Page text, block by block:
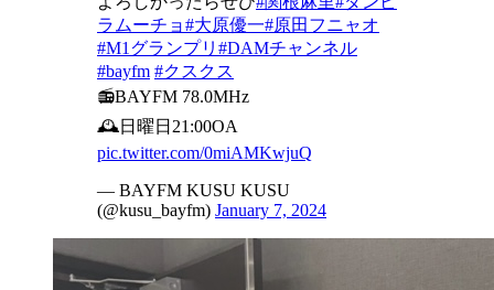
ラムーチョ#大原優一#原田フニャオ
#M1グランプリ #DAMチャンネル
#bayfm #クスクス
📻BAYFM 78.0MHz
🕰️日曜日21:00OA
pic.twitter.com/0miAMKwjuQ
— BAYFM KUSU KUSU
(@kusu_bayfm) January 7, 2024